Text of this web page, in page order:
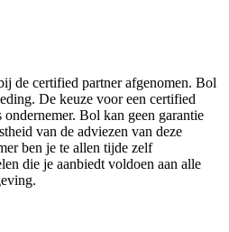
de certified partner afgenomen. Bol
De keuze voor een certified
Bol kan geen garantie
van de adviezen van deze
ben je te allen tijde zelf
die je aanbiedt voldoen aan alle